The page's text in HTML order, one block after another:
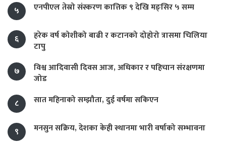
५
एनपीएल तेस्रो संस्करण कात्तिक ९ देखि मङ्सिर ५ सम्म
६
हरेक वर्ष कोशीको बाढी र कटानको दोहोरो त्रासमा चिलिया
टापु
७
विश्व आदिवासी दिवस आज, अधिकार र पहिचान संरक्षणमा
जोड
८
सात महिनाको सम्झौता, दुई वर्षमा सकिएन
९ मनसुन सक्रिय, देशका केही स्थानमा भारी वर्षाको सम्भावना